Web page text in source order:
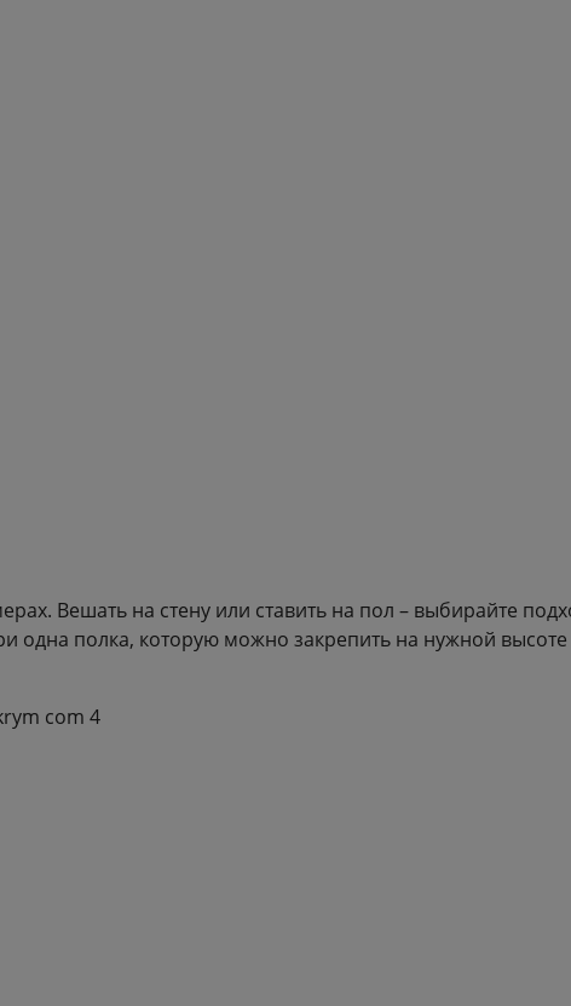
Вешать на стену или ставить на пол – выбирайте
одна полка, которую можно закрепить на нужной высоте